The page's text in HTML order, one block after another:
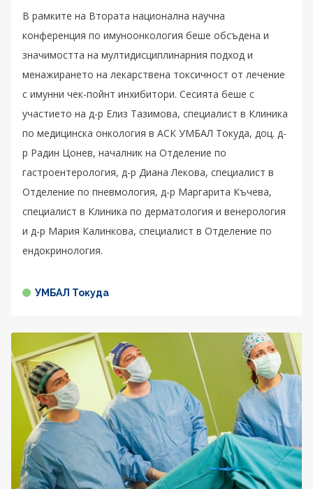
В рамките на Втората национална научна
конференция по имуноонкология беше обсъдена и
значимостта на мултидисциплинарния подход и
менажирането на лекарствена токсичност от лечение
с имунни чек-пойнт инхибитори. Сесията беше с
участието на д-р Елиз Тазимова, специалист в Клиника
по медицинска онкология в АСК УМБАЛ Токуда, доц. д-
р Радин Цонев, началник на Отделение по
гастроентерология, д-р Диана Лекова, специалист в
Отделение по пневмология, д-р Маргарита Къчева,
специалист в Клиника по дерматология и венерология
и д-р Мария Калинкова, специалист в Отделение по
ендокринология.
УМБАЛ Токуда